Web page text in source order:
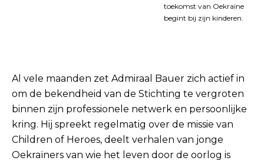
toekomst van Oekraïne
begint bij zijn kinderen.
Al vele maanden zet Admiraal Bauer zich actief in
om de bekendheid van de Stichting te vergroten
binnen zijn professionele netwerk en persoonlijke
kring. Hij spreekt regelmatig over de missie van
Children of Heroes, deelt verhalen van jonge
Oekraïners van wie het leven door de oorlog is